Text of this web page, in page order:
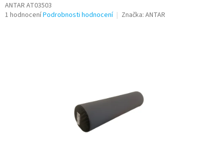
ANTAR AT03503
Průměrné
1 hodnoceníPodrobnosti hodnocení Značka: ANTAR